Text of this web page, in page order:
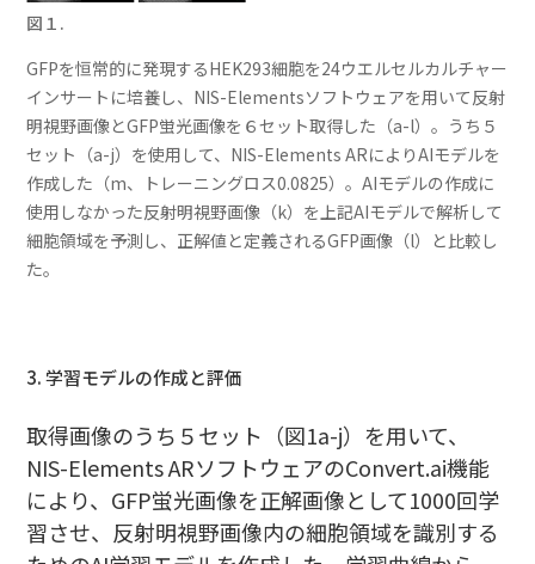
図１ .
GFPを恒常的に発現するHEK293細胞を24ウエルセルカルチャー
インサートに培養し、NIS-Elementsソフトウェアを用いて反射
明視野画像とGFP蛍光画像を６セット取得した（a-l）。うち５
セット（a-j）を使用して、NIS-Elements ARによりAIモデルを
作成した（m、トレーニングロス0.0825）。AIモデルの作成に
使用しなかった反射明視野画像（k）を上記AIモデルで解析して
細胞領域を予測し、正解値と定義されるGFP画像（l）と比較し
た。
3. 学習モデルの作成と評価
取得画像のうち５セット（図1a-j）を用いて、
NIS-Elements ARソフトウェアのConvert.ai機能
により、GFP蛍光画像を正解画像として1000回学
習させ、反射明視野画像内の細胞領域を識別する